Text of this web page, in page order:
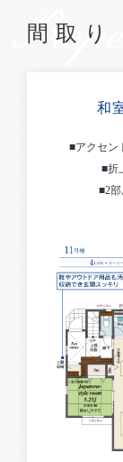
間取り
和
■アクセン
■折
■2